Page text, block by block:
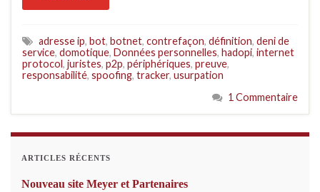
adresse ip, bot, botnet, contrefaçon, définition, deni de
service, domotique, Données personnelles, hadopi, internet
protocol, juristes, p2p, périphériques, preuve,
responsabilité, spoofing, tracker, usurpation
1 Commentaire
ARTICLES RÉCENTS
Nouveau site Meyer et Partenaires